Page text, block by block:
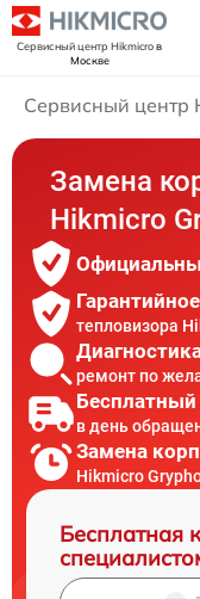
Сервисный центр Hikmicroв
Москве
Сервисный центр
Замена
Hikmicro
тепловизора
ремонт по
в день
Замена
Hikmicro
Бесплатная